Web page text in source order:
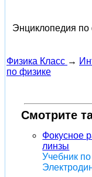
Энциклопедия по
Физика Класс →
по физике
Смотрите
Фокусное
линзы
Учебник